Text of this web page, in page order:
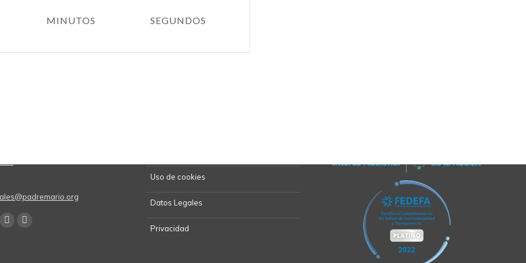
MINUTOS SEGUNDOS
Uso de cookies
Datos Legales
Privacidad